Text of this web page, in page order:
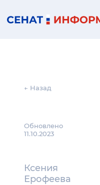
← Назад
Обновлено
11.10.2023
Ксения
Ерофеева